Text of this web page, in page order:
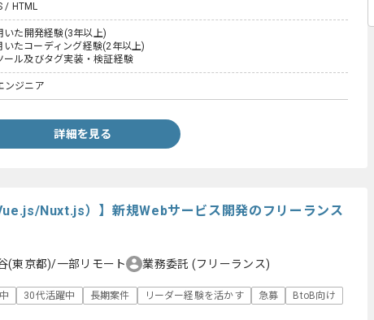
/ HTML
いた開発経験(3年以上)
いたコーディング経験(2年以上)
ール及びタグ実装・検証経験
ンジニア
詳細を見る
Nuxt.js）】新規Webサービス開発のフリーランス
(東京都)/一部リモート 業務委託 (フリーランス)
30代活躍中 長期案件 リーダー経験を活かす 急募
BtoB向け